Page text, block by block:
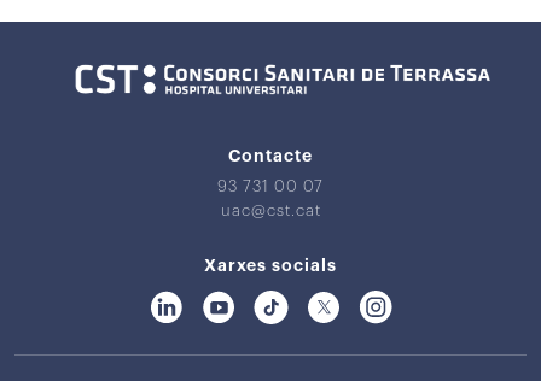
Contacte
93 731 00 07
uac@cst.cat
Xarxes socials